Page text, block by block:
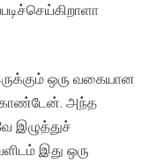
ஒரு வகையான
அந்த
இழுத்துச்
இது ஒரு